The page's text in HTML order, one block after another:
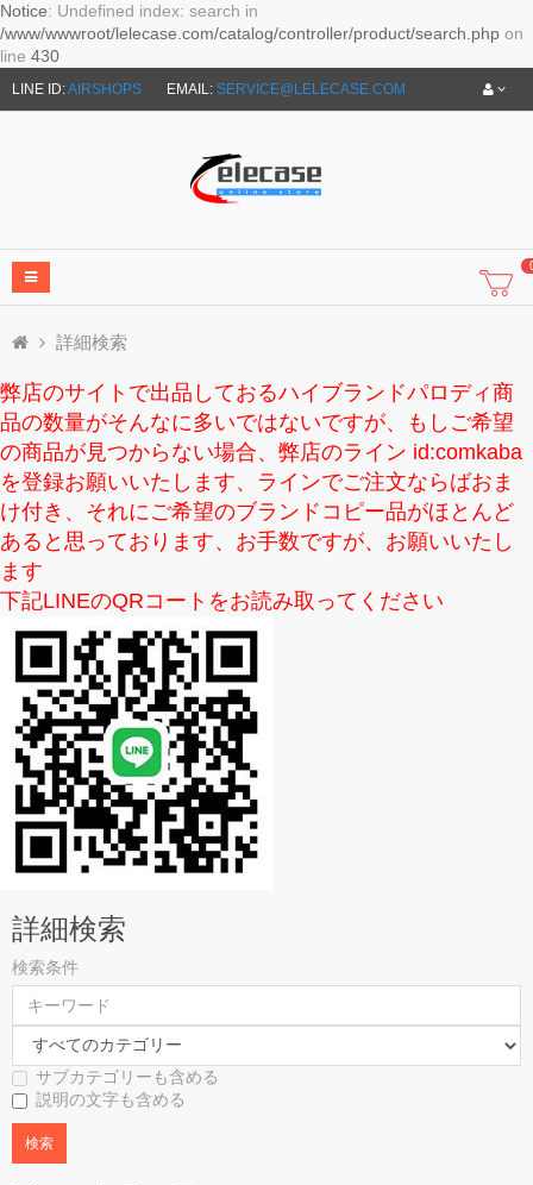
Notice: Undefined index: search in
/www/wwwroot/lelecase.com/catalog/controller/product/search.php on
line 430
LINE ID:AIRSHOPS EMAIL: SERVICE@LELECASE.COM
詳細検索
弊店のサイトで出品しておるハイブランドパロディ商
品の数量がそんなに多いではないですが、もしご希望
の商品が見つからない場合、弊店のライン id:comkaba
を登録お願いいたします、ラインでご注文ならばおま
け付き、それにご希望のブランドコピー品がほとんど
あると思っております、お手数ですが、お願いいたし
ます
下記LINEのQRコートをお読み取ってください
詳細検索
検索条件
サブカテゴリーも含める
説明の文字も含める